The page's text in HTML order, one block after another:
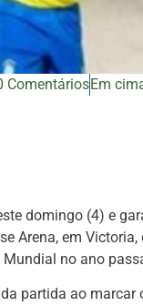
ComentáriosEm
domingo (4) e
Arena, em
no ano
partida ao marcar